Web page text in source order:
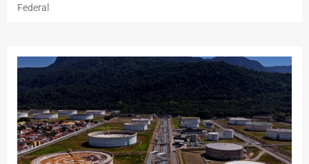
Federal